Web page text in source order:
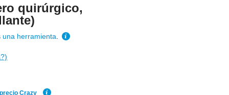
quirúrgico,
una herramienta
Crazy